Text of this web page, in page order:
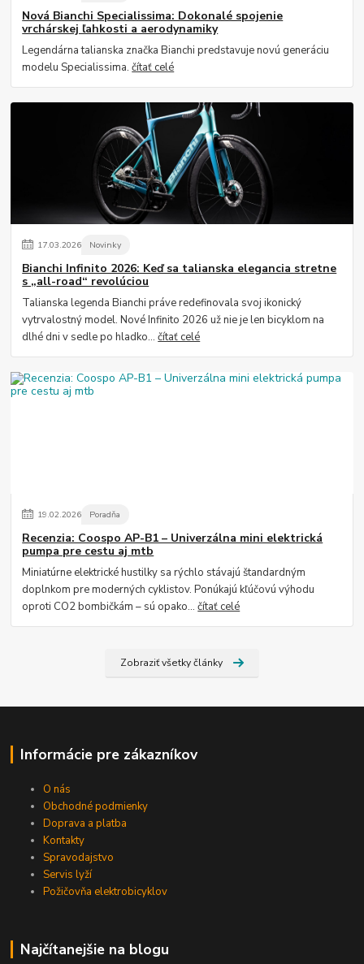
Nová Bianchi Specialissima: Dokonalé spojenie
vrchárskej ľahkosti a aerodynamiky
Legendárna talianska značka Bianchi predstavuje novú generáciu
modelu Specialissima.čítať celé
17.03.2026 Novinky
Bianchi Infinito 2026: Keď sa talianska elegancia stretne
s „all-road“ revolúciou
Talianska legenda Bianchi práve redefinovala svoj ikonický
vytrvalostný model. Nové Infinito 2026 už nie je len bicyklom na
dlhé dni v sedle po hladko...čítať celé
19.02.2026 Poradňa
Recenzia: Coospo AP-B1 – Univerzálna mini elektrická
pumpa pre cestu aj mtb
Miniatúrne elektrické hustilky sa rýchlo stávajú štandardným
doplnkom pre moderných cyklistov. Ponúkajú kľúčovú výhodu
oproti CO2 bombičkám – sú opako...čítať celé
Zobraziť všetky články
Informácie pre zákazníkov
O nás
Obchodné podmienky
Doprava a platba
Kontakty
Spravodajstvo
Servis lyží
Požičovňa elektrobicyklov
Najčítanejšie na blogu